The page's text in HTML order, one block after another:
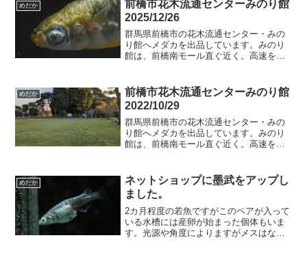
めだか
前橋市花木流通センターみのり館
2025/12/26
群馬県前橋市の花木流通センター・みの
り館へメダカを出品しています。みのり
館は、前橋南モール直ぐ近く。高速を挟
ブルータイプ セール菊虎白個体チーズ
ｘ飛輪のF1みのり館は...
めだか
前橋市花木流通センターみのり館
2022/10/29
群馬県前橋市の花木流通センター・みの
り館へメダカを出品しています。みのり
館は、前橋南モール直ぐ近く。高速を挟
ｘマリアージュキッシングワイドフィン
しずくなどアマテラスｘ...
めだか
ネットショップに墨武をアップし
ました。
2カ月程度の若魚ですがこのペアが入って
いる水槽には産卵が始まった個体もいま
す。光源や角度によりますがメスはなか